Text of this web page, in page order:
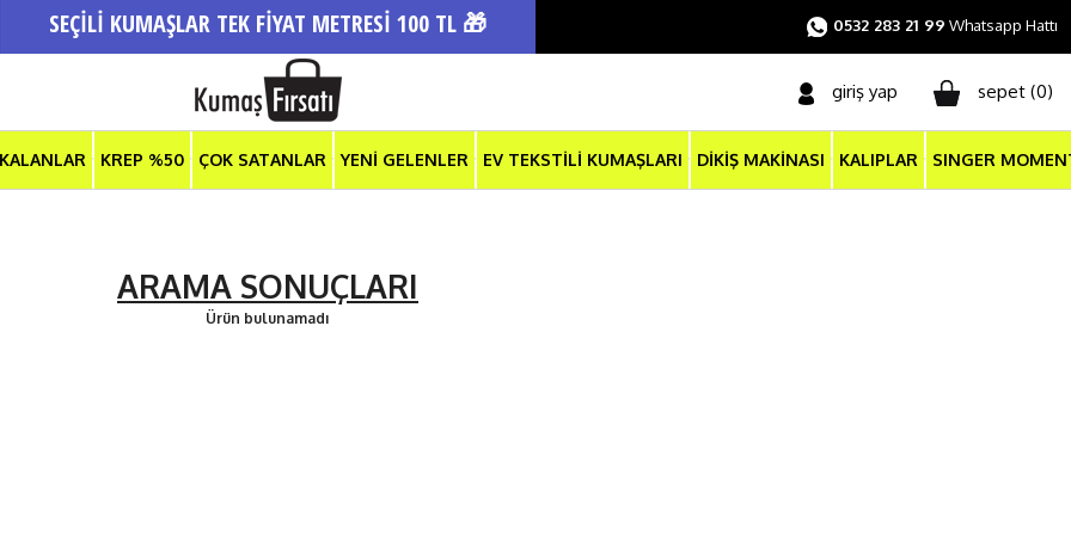
SEÇİLİ KUMAŞLAR TEK FİYAT METRESİ 100 TL 🎁 0532 283 21 99 Whatsapp Hattı
giriş yap sepet (0)
KREP %50 ÇOK SATANLAR YENİ GELENLER EV TEKSTİLİ KUMAŞLARI DİKİŞ MAKİNASI KALIPLAR SINGER
ARAMA SONUÇLARI
Ürün bulunamadı